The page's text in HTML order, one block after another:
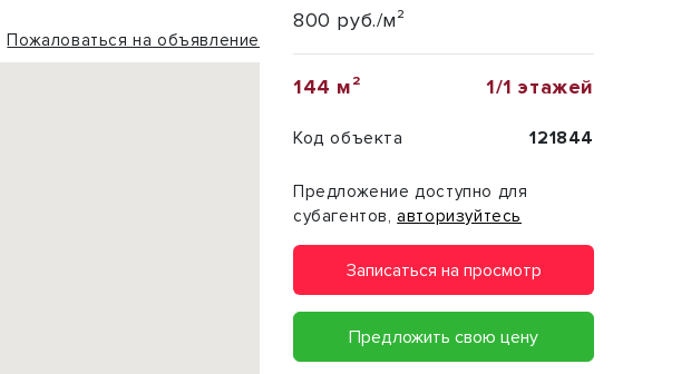
Подробнее
Пожаловаться на объявление
800 руб./м²
144 м² 1/1 этажей
Код объекта 121844
Предложение доступно для
субагентов,авторизуйтесь
Записаться на просмотр
Предложить свою цену